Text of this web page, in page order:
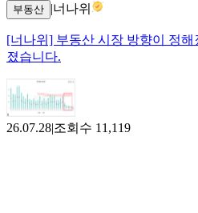
부동산 |너나위
[너나위] 부동산 시장 방향이 정
졌습니다.
26.07.28|조회수 11,119